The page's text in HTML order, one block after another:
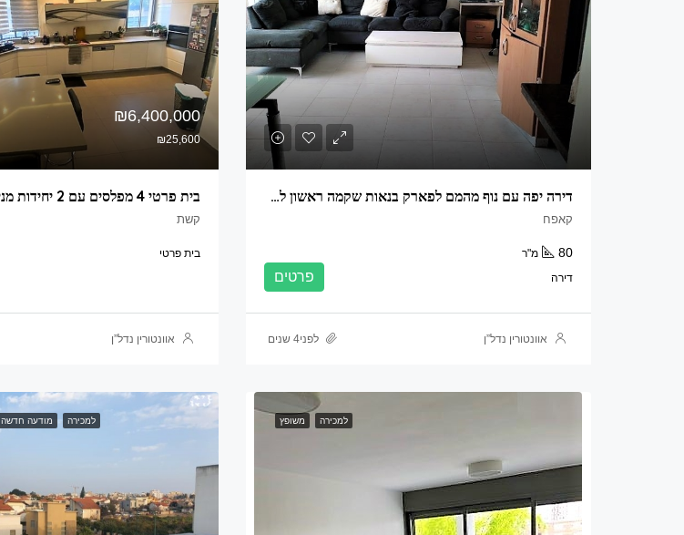
דירה יפה עם נוף מהמם לפארק בנאות שקמה ראשון לציון
קאפח
80
מ"ר
דירה
פרטים
אוונטורין נדל”ן לפני4 שנים
₪6,400,000
₪25,600
קשת
בית פרטי
אוונטורין נדל”ן
למכירה משופץ למכירה מודעה חדשה